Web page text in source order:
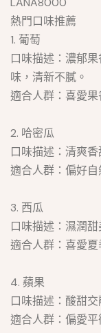
熱門口味推薦
1. 葡萄
口味描述：濃郁
味，清新不膩。
適合人群：喜愛
2. 哈密瓜
口味描述：清爽
適合人群：偏好
3. 西瓜
口味描述：濕潤
適合人群：喜愛夏
4. 蘋果
口味描述：酸甜
適合人群：偏愛